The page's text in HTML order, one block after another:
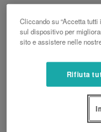
Cliccando su “Accetta
sul dispositivo per
sito e assistere nelle
Rifiuta